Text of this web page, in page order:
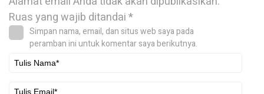
Ruas yang wajib ditandai*
Simpan nama, email, dan situs web saya pada
peramban ini untuk komentar saya berikutnya.